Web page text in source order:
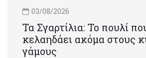
03/08/2026
Τα Σγαρτίλια: Το πουλί
κελαηδάει ακόμα στους
γάμους